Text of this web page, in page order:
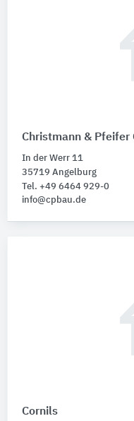
Christmann & Pfeifer
In der Werr 11
35719 Angelburg
Tel. +49 6464 929-0
info@cpbau.de
Cornils